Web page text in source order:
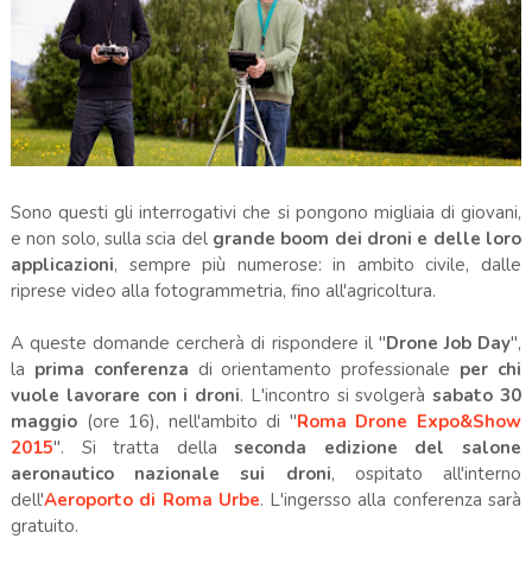
Sono questi gli interrogativi che si pongono migliaia di giovani,
e non solo, sulla scia del grande boom dei droni e delle loro
applicazioni, sempre più numerose: in ambito civile, dalle
riprese video alla fotogrammetria, fino all'agricoltura.
A queste domande cercherà di rispondere il "Drone Job Day",
la prima conferenza di orientamento professionale per chi
vuole lavorare con i droni. L'incontro si svolgeràsabato 30
maggio(ore 16), nell'ambito di "Roma Drone Expo&Show
2015". Si tratta della seconda edizione del salone
aeronautico nazionale sui droni, ospitato all'interno
dell'Aeroporto di Roma Urbe. L'ingersso alla conferenza sarà
gratuito.